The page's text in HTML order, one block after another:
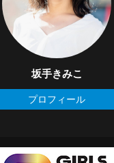
坂手きみこ
プロフィール